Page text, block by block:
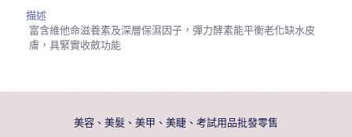
500gm
玫
瑰
數
描述
富含維他命滋養素及深層保濕因子，彈力酵素能平衡老化缺水皮
膚，具緊實收斂功能
美容、美髮、美甲、美睫、考試用品批發零售